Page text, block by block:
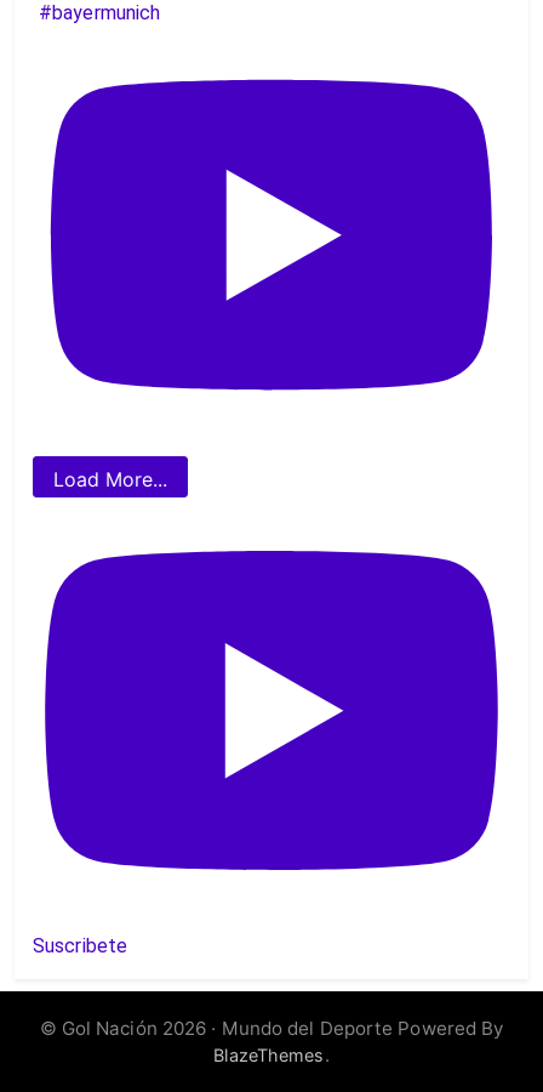
#bayermunich
Load More...
Suscribete
Gol
© Gol Nación 2026 · Mundo del Deporte Powered By
BlazeThemes.